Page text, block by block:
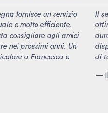
fornisce un servizio
e molto efficiente.
consigliare agli amici
nei prossimi anni. Un
a Francesca e
Il
di
—